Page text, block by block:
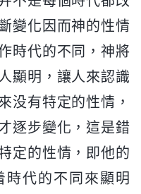
變化因而神的性情
時代的不同，神將
顯明，讓人來認識
没有特定的性情，
逐步變化，這是錯
定的性情，即他的
代的不同來顯明